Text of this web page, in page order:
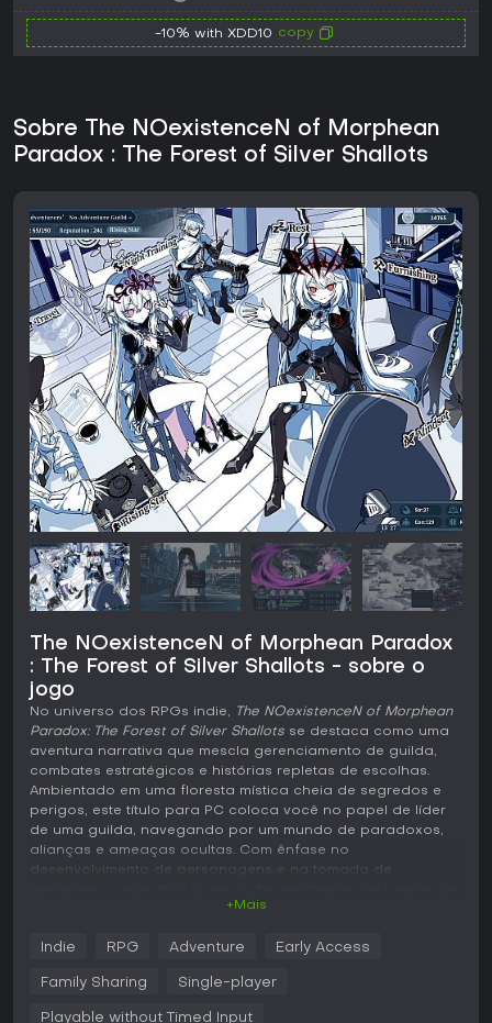
-10% with XDD10 copy
Sobre The NOexistenceN of Morphean
Paradox : The Forest of Silver Shallots
The NOexistenceN of Morphean Paradox
: The Forest of Silver Shallots - sobre o
jogo
No universo dos RPGs indie,
The NOexistenceN of Morphean
Paradox: The Forest of Silver Shallots se destaca como uma
aventura narrativa que mescla gerenciamento de guilda,
combates estratégicos e histórias repletas de escolhas.
Ambientado em uma floresta mística cheia de segredos e
perigos, este título para PC coloca você no papel de líder
de uma guilda, navegando por um mundo de paradoxos,
alianças e ameaças ocultas. Com ênfase no
desenvolvimento de personagens e na tomada de
RPG envoltas em uma trama cativante sobre destino e
guilda de aventureiros em um sistema de progressão diária.
+Mais
Indie RPG Adventure Early Access
Family Sharing Single-player
Playable without Timed Input